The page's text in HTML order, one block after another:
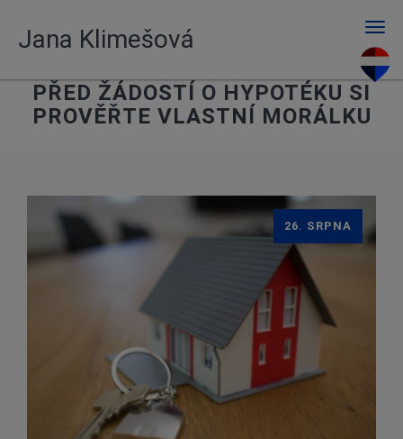
Jana Klimešová
PŘED ŽÁDOSTÍ O HYPOTÉKU SI
PROVĚŘTE VLASTNÍ MORÁLKU
26. SRPNA